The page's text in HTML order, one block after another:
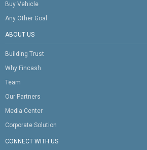
Buy Vehicle
Any Other Goal
ABOUT US
Building Trust
Why Fincash
Team
Our Partners
Media Center
Corporate Solution
CONNECT WITH US